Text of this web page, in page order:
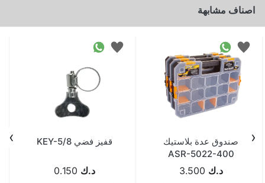
اصناف مشابهة
صندوق عدة بلاستيك
ASR-5022-400
TURKYد.ك 3.500
قفيز فضي KEY-5/8
د.ك 0.150
‹
›